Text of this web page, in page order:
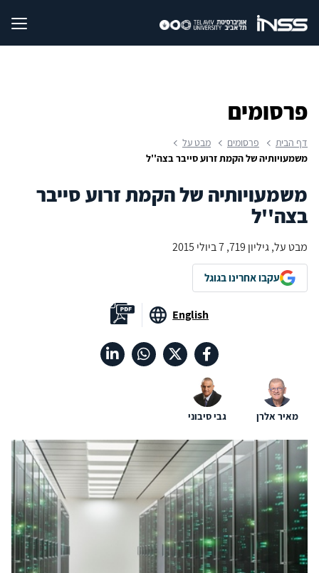
פרסומים
דף הבית פרסומים
מבט על
משמעויותיה של הקמת זרוע סייבר בצה''ל
משמעויותיה של הקמת זרוע סייבר
בצה''ל
מבט על, גיליון 719, 7 ביולי 2015
עקבו אחרינו בגוגל
English
מאיר אלרן גבי סיבוני